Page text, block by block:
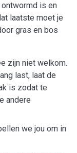
ontwormd is en
laatste moet je
gras en bos
zijn niet welkom.
last, laat de
is zodat te
andere
we jou om in